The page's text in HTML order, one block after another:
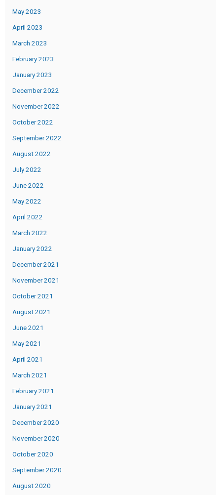
May 2023
April 2023
March 2023
February 2023
January 2023
December 2022
November 2022
October 2022
September 2022
August 2022
July 2022
June 2022
May 2022
April 2022
March 2022
January 2022
December 2021
November 2021
October 2021
August 2021
June 2021
May 2021
April 2021
March 2021
February 2021
January 2021
December 2020
November 2020
October 2020
September 2020
August 2020